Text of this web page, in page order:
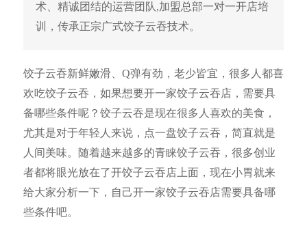
术、精诚团结的运营团队,加盟总部一对一开店培
训，传承正宗广式饺子云吞技术。
饺子云吞新鲜嫩滑、Q弹有劲，老少皆宜，很多人都喜
欢吃饺子云吞，如果想要开一家饺子云吞店，需要具
备哪些条件呢？饺子云吞是现在很多人喜欢的美食，
尤其是对于年轻人来说，点一盘饺子云吞，简直就是
人间美味。随着越来越多的青睐饺子云吞，很多创业
者都将眼光放在了开饺子云吞店上面，现在小胃就来
给大家分析一下，自己开一家饺子云吞店需要具备哪
些条件吧。